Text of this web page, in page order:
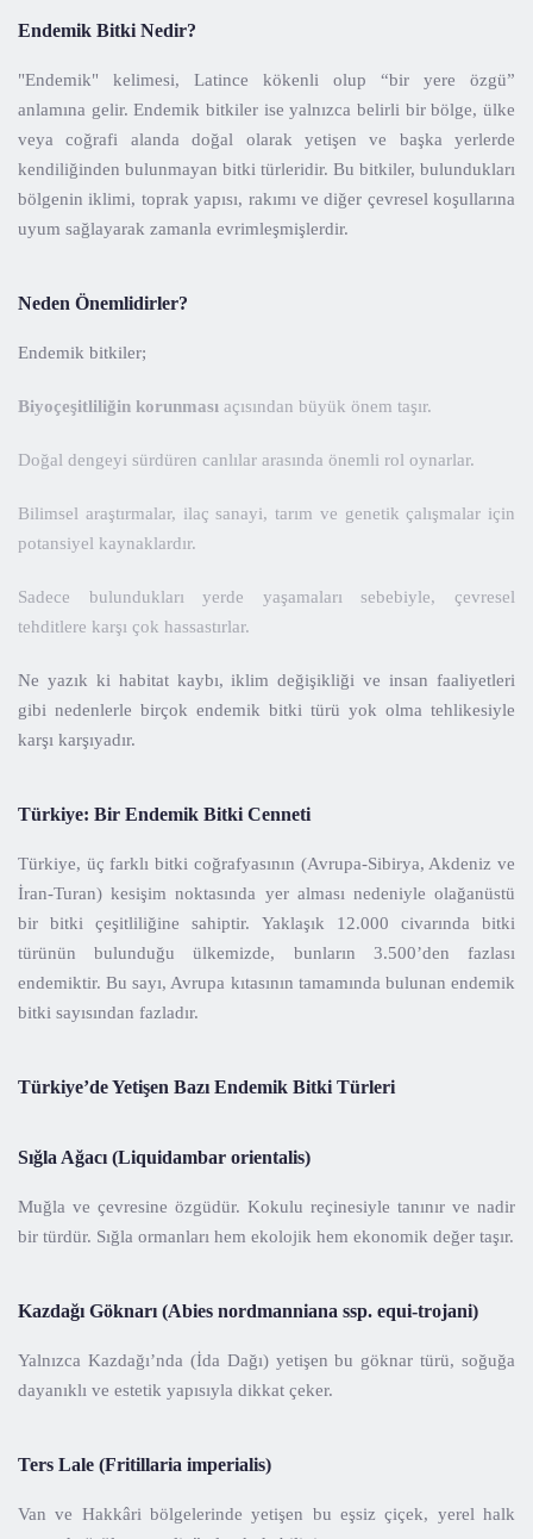
Endemik Bitki Nedir?
"Endemik" kelimesi, Latince kökenli olup “bir yere özgü”
anlamına gelir. Endemik bitkiler ise yalnızca belirli bir bölge, ülke
veya coğrafi alanda doğal olarak yetişen ve başka yerlerde
kendiliğinden bulunmayan bitki türleridir. Bu bitkiler, bulundukları
bölgenin iklimi, toprak yapısı, rakımı ve diğer çevresel koşullarına
uyum sağlayarak zamanla evrimleşmişlerdir.
Neden Önemlidirler?
Endemik bitkiler;
Biyoçeşitliliğin korunması açısından büyük önem taşır.
Doğal dengeyi sürdüren canlılar arasında önemli rol oynarlar.
Bilimsel araştırmalar, ilaç sanayi, tarım ve genetik çalışmalar için
potansiyel kaynaklardır.
Sadece bulundukları yerde yaşamaları sebebiyle, çevresel
tehditlere karşı çok hassastırlar.
Ne yazık ki habitat kaybı, iklim değişikliği ve insan faaliyetleri
gibi nedenlerle birçok endemik bitki türü yok olma tehlikesiyle
karşı karşıyadır.
Türkiye: Bir Endemik Bitki Cenneti
Türkiye, üç farklı bitki coğrafyasının (Avrupa-Sibirya, Akdeniz ve
İran-Turan) kesişim noktasında yer alması nedeniyle olağanüstü
bir bitki çeşitliliğine sahiptir. Yaklaşık 12.000 civarında bitki
türünün bulunduğu ülkemizde, bunların 3.500’den fazlası
endemiktir. Bu sayı, Avrupa kıtasının tamamında bulunan endemik
bitki sayısından fazladır.
Türkiye’de Yetişen Bazı Endemik Bitki Türleri
Sığla Ağacı (Liquidambar orientalis)
Muğla ve çevresine özgüdür. Kokulu reçinesiyle tanınır ve nadir
bir türdür. Sığla ormanları hem ekolojik hem ekonomik değer taşır.
Kazdağı Göknarı (Abies nordmanniana ssp. equi-trojani)
Yalnızca Kazdağı’nda (İda Dağı) yetişen bu göknar türü, soğuğa
dayanıklı ve estetik yapısıyla dikkat çeker.
Ters Lale (Fritillaria imperialis)
Van ve Hakkâri bölgelerinde yetişen bu eşsiz çiçek, yerel halk